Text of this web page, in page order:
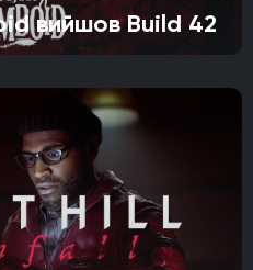
вийшов Build 42